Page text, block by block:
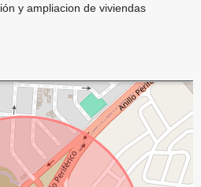
y ampliacion de viviendas